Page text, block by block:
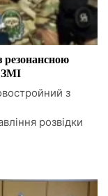
резонансною
з
розвідки